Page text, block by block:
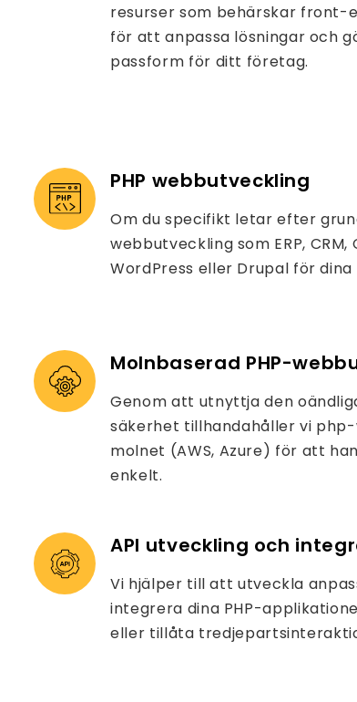
resurser som behärskar
för att anpassa lösningar och
passform för ditt företag.
PHP webbutveckling
Om du specifikt letar efter
webbutveckling som ERP,
WordPress eller Drupal för
Molnbaserad PHP-
Genom att utnyttja den
säkerhet tillhandahåller vi
molnet (AWS, Azure) för att
enkelt.
API utveckling och
Vi hjälper till att utveckla
integrera dina PHP-
eller tillåta